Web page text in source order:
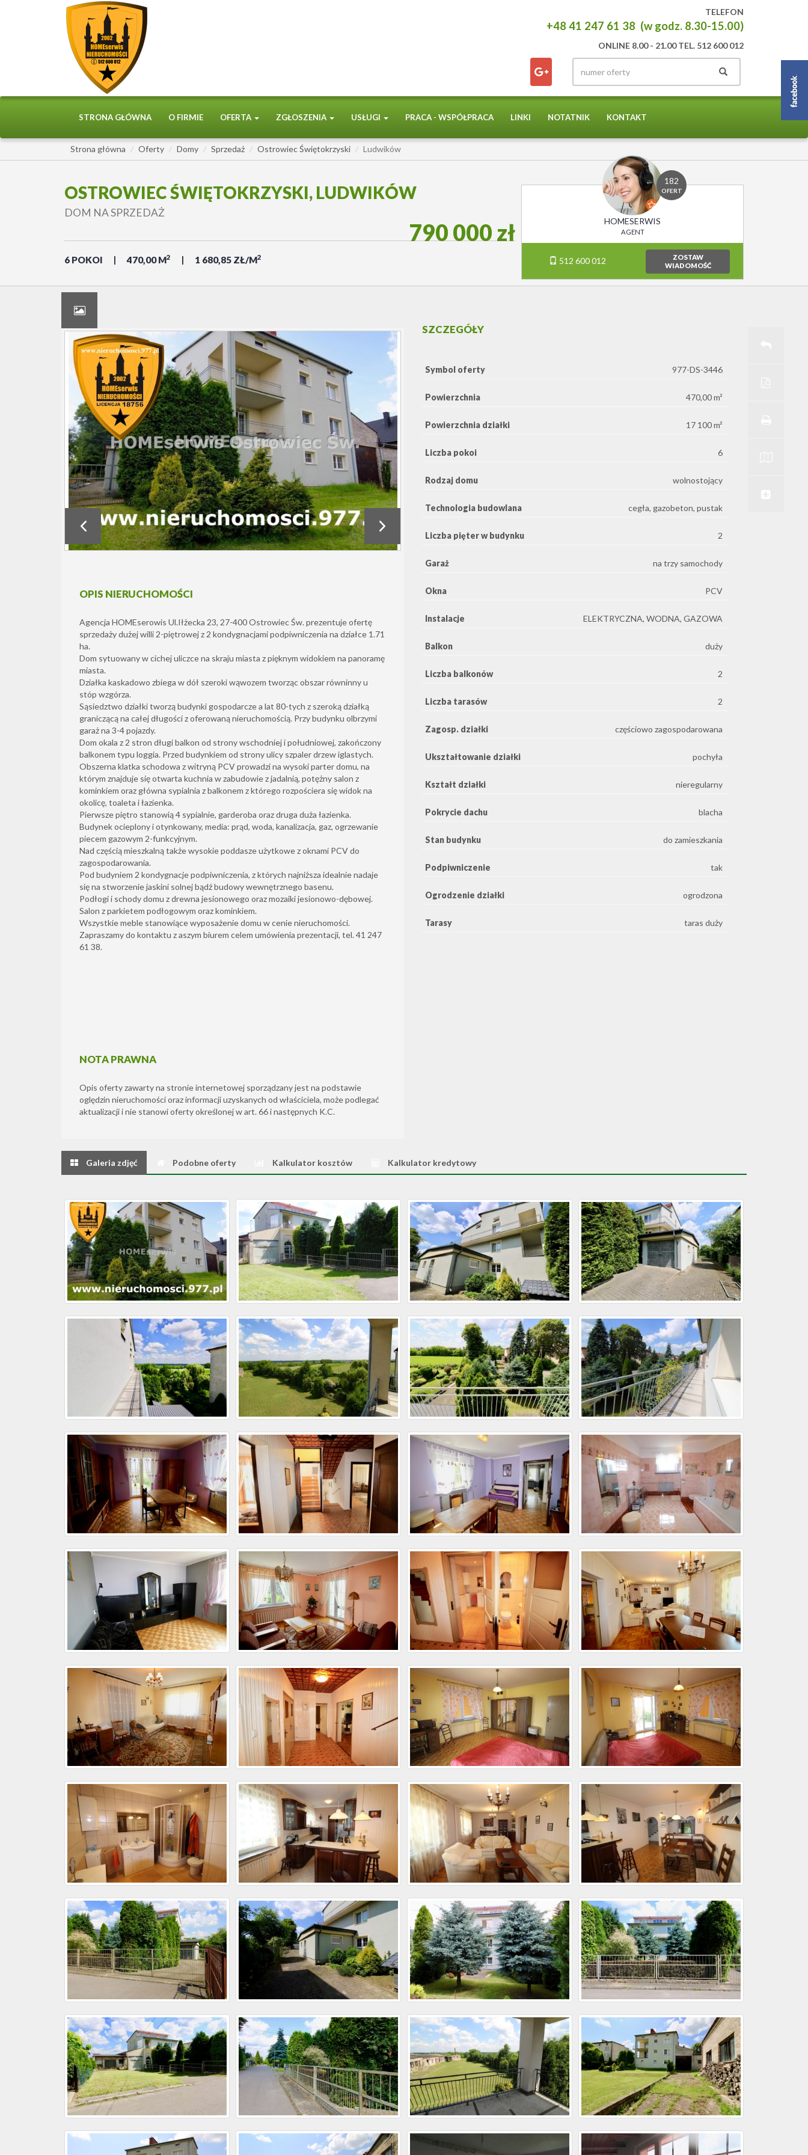
TELEFON
+48 41 247 61 38 (w godz. 8.30-15.00)
ONLINE 8.00 - 21.00 TEL. 512 600 012
STRONA GŁÓWNA O FIRMIE OFERTA ZGŁOSZENIA USŁUGI PRACA - WSPÓŁPRACA LINKI NOTATNIK KONTAKT
Strona główna Oferty Domy Sprzedaż Ostrowiec Świętokrzyski Ludwików
OSTROWIEC ŚWIĘTOKRZYSKI, LUDWIKÓW
DOM NA SPRZEDAŻ
6 POKOI 470,00 M2 1 680,85 ZŁ/M2
790 000 zł
182
OFERT
HOMESERWIS
AGENT
512 600 012
ZOSTAW
WIADOMOŚĆ
OPIS NIERUCHOMOŚCI
Agencja HOMEserowis Ul.Iłżecka 23, 27-400 Ostrowiec Św. prezentuje ofertę
sprzedaży dużej willi 2-piętrowej z 2 kondygnacjami podpiwniczenia na działce 1.71
ha.
Dom sytuowany w cichej uliczce na skraju miasta z pięknym widokiem na panoramę
miasta.
Działka kaskadowo zbiega w dół szeroki wąwozem tworząc obszar równinny u
stóp wzgórza.
Sąsiedztwo działki tworzą budynki gospodarcze a lat 80-tych z szeroką działką
graniczącą na całej długości z oferowaną nieruchomością. Przy budynku olbrzymi
garaż na 3-4 pojazdy.
Dom okala z 2 stron długi balkon od strony wschodniej i południowej, zakończony
balkonem typu loggia. Przed budynkiem od strony ulicy szpaler drzew iglastych.
Obszerna klatka schodowa z witryną PCV prowadzi na wysoki parter domu, na
którym znajduje się otwarta kuchnia w zabudowie z jadalnią, potężny salon z
kominkiem oraz główna sypialnia z balkonem z którego rozpościera się widok na
okolicę, toaleta i łazienka.
Pierwsze piętro stanowią 4 sypialnie, garderoba oraz druga duża łazienka.
Budynek ocieplony i otynkowany, media: prąd, woda, kanalizacja, gaz, ogrzewanie
piecem gazowym 2-funkcyjnym.
Nad częścią mieszkalną także wysokie poddasze użytkowe z oknami PCV do
zagospodarowania.
Pod budyniem 2 kondygnacje podpiwniczenia, z których najniższa idealnie nadaje
się na stworzenie jaskini solnej bądź budowy wewnętrznego basenu.
Podłogi i schody domu z drewna jesionowego oraz mozaiki jesionowo-dębowej.
Salon z parkietem podłogowym oraz kominkiem.
Wszystkie meble stanowiące wyposażenie domu w cenie nieruchomości.
Zapraszamy do kontaktu z aszym biurem celem umówienia prezentacji, tel. 41 247
61 38.
NOTA PRAWNA
Opis oferty zawarty na stronie internetowej sporządzany jest na podstawie
oględzin nieruchomości oraz informacji uzyskanych od właściciela, może podlegać
aktualizacji i nie stanowi oferty określonej w art. 66 i następnych K.C.
SZCZEGÓŁY
Symbol oferty 977-DS-3446
Powierzchnia 470,00 m²
Powierzchnia działki 17 100 m²
Liczba pokoi 6
Rodzaj domu wolnostojący
Technologia budowlana cegła, gazobeton, pustak
Liczba pięter w budynku 2
Garaż na trzy samochody
Okna PCV
Instalacje ELEKTRYCZNA, WODNA, GAZOWA
Balkon duży
Liczba balkonów 2
Liczba tarasów 2
Zagosp. działki częściowo zagospodarowana
Ukształtowanie działki pochyła
Kształt działki nieregularny
Pokrycie dachu blacha
Stan budynku do zamieszkania
Podpiwniczenie tak
Ogrodzenie działki ogrodzona
Tarasy taras duży
Galeria zdjęć Podobne oferty Kalkulator kosztów Kalkulator kredytowy